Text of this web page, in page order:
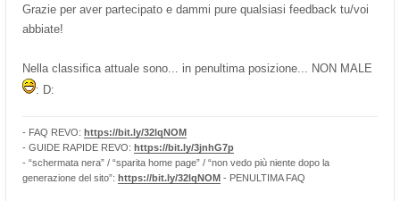
Grazie per aver partecipato e dammi pure qualsiasi feedback tu/voi
abbiate!
Nella classifica attuale sono... in penultima posizione... NON MALE
: D:
- FAQ REVO: https://bit.ly/32lqNOM
- GUIDE RAPIDE REVO: https://bit.ly/3jnhG7p
- “schermata nera” / “sparita home page” / “non vedo più niente dopo la
generazione del sito”: https://bit.ly/32lqNOM - PENULTIMA FAQ